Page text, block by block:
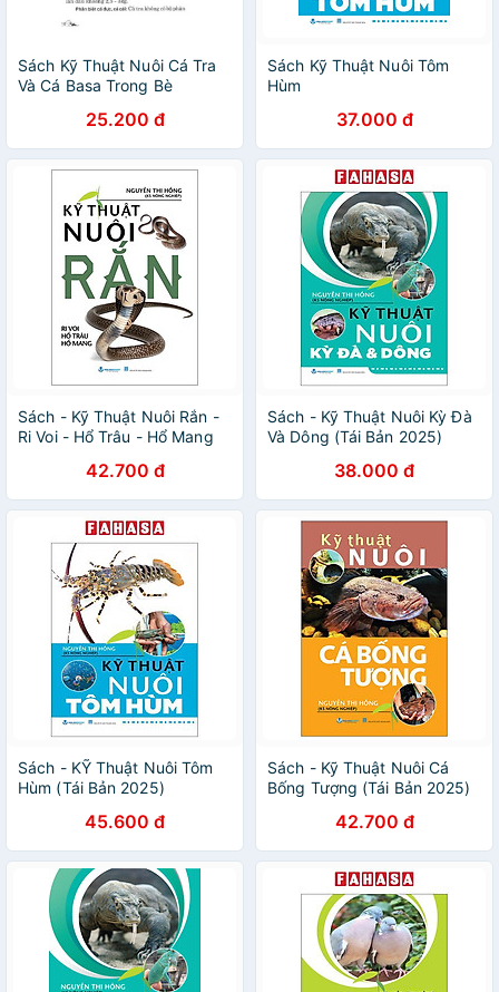
Sách Kỹ Thuật Nuôi Cá Tra
Và Cá Basa Trong Bè
25.200 đ
Sách Kỹ Thuật Nuôi Tôm
Hùm
37.000 đ
Sách - Kỹ Thuật Nuôi Rắn -
Ri Voi - Hổ Trâu - Hổ Mang
42.700 đ
Sách - Kỹ Thuật Nuôi Kỳ Đà
Và Dông (Tái Bản 2025)
38.000 đ
Sách - KỸ Thuật Nuôi Tôm
Hùm (Tái Bản 2025)
45.600 đ
Sách - Kỹ Thuật Nuôi Cá
Bống Tượng (Tái Bản 2025)
42.700 đ